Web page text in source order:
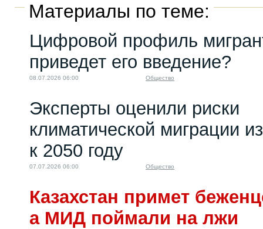
Материалы по теме:
Цифровой профиль
приведет его введение?
08.07.2026 06:00 Общество
Эксперты оценили риски
климатической миграции
к 2050 году
07.07.2026 06:00 Общество
Казахстан примет
а МИД поймали на лжи